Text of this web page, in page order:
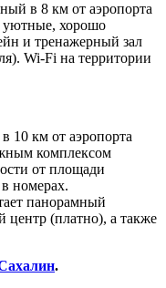
в 8 км от аэропорта
уютные, хорошо
и тренажерный зал
Wi-Fi на территории
10 км от аэропорта
комплексом
от площади
номерах.
панорамный
центр (платно), а также
.